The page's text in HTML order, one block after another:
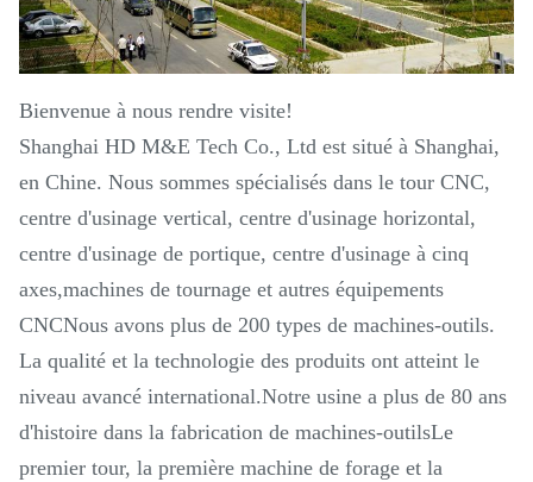
Bienvenue à nous rendre visite!
Shanghai HD M&E Tech Co., Ltd est situé à Shanghai,
en Chine. Nous sommes spécialisés dans le tour CNC,
centre d'usinage vertical, centre d'usinage horizontal,
centre d'usinage de portique, centre d'usinage à cinq
axes,machines de tournage et autres équipements
CNCNous avons plus de 200 types de machines-outils.
La qualité et la technologie des produits ont atteint le
niveau avancé international.Notre usine a plus de 80 ans
d'histoire dans la fabrication de machines-outilsLe
premier tour, la première machine de forage et la